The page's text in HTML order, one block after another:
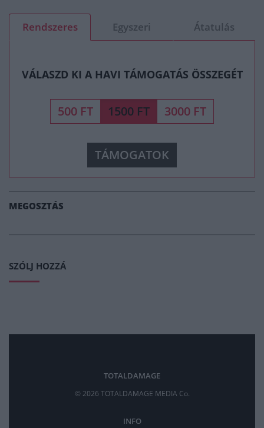
Rendszeres Egyszeri Átatulás
VÁLASZD KI A HAVI TÁMOGATÁS ÖSSZEGÉT
500 FT 1500 FT 3000 FT
TÁMOGATOK
MEGOSZTÁS
SZÓLJ HOZZÁ
TOTALDAMAGE
© 2026 TOTALDAMAGE MEDIA Co.
INFO